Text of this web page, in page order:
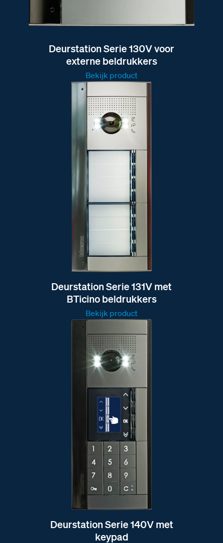
Deurstation Serie 130V voor
externe beldrukkers
Bekijk product
Deurstation Serie 131V met
BTicino beldrukkers
Bekijk product
Deurstation Serie 140V met
keypad